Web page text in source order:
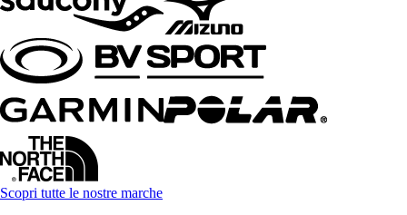
Scopri tutte le nostre marche